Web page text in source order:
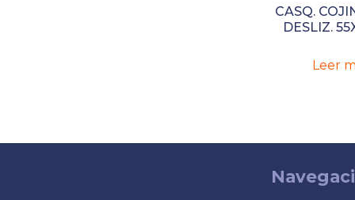
CASQ.
DESLIZ.
Leer